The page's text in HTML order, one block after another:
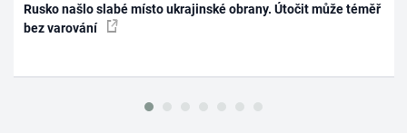
Rusko našlo slabé místo ukrajinské obrany. Útočit může téměř
bez varování